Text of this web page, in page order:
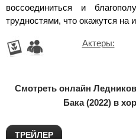
воссоединиться и
трудностями, что окажутся на
Актеры:
Смотреть онлайн
Бака (2022) в
ТРЕЙЛЕР